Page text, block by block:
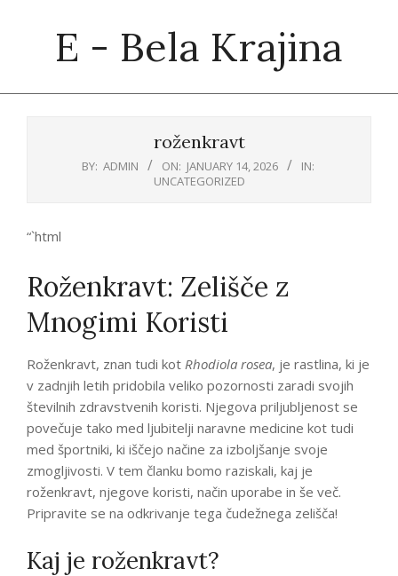
E - Bela Krajina
roženkravt
BY: ADMIN ON: JANUARY 14, 2026
IN:
UNCATEGORIZED
“`html
Roženkravt: Zelišče z
Mnogimi Koristi
Roženkravt, znan tudi kot Rhodiola rosea, je rastlina, ki je
v zadnjih letih pridobila veliko pozornosti zaradi svojih
številnih zdravstvenih koristi. Njegova priljubljenost se
povečuje tako med ljubitelji naravne medicine kot tudi
med športniki, ki iščejo načine za izboljšanje svoje
zmogljivosti. V tem članku bomo raziskali, kaj je
roženkravt, njegove koristi, način uporabe in še več.
Pripravite se na odkrivanje tega čudežnega zelišča!
Kaj je roženkravt?